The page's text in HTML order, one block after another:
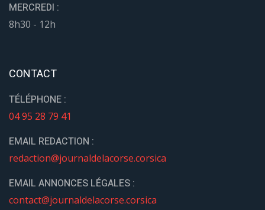
MERCREDI :
8h30 - 12h
CONTACT
TÉLÉPHONE :
04 95 28 79 41
EMAIL REDACTION :
redaction@journaldelacorse.corsica
EMAIL ANNONCES LÉGALES :
contact@journaldelacorse.corsica